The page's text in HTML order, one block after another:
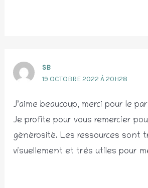
SB
19 OCTOBRE 2022 À 20H28
J’aime beaucoup, merci pour le
Je profite pour vous remercier
générosité. Les ressources sont
visuellement et très utiles pour